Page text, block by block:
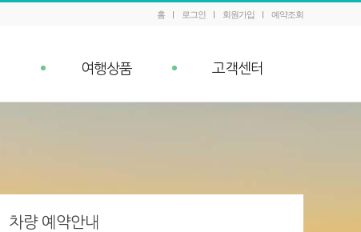
홈 로그인 회원가입 예약조회
여행상품
패키지 예약조회
고객센터
공지사항
차량 예약안내